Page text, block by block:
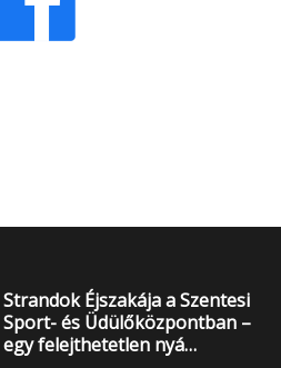
Strandok Éjszakája a Szentesi
Sport- és Üdülőközpontban –
egy felejthetetlen nyá…